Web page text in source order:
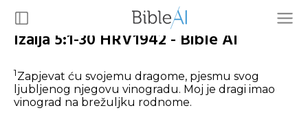
Izaija 5:1-30 HRV1942 - Bible AI
1Zapjevat ću svojemu dragome, pjesmu svog
ljubljenog njegovu vinogradu. Moj je dragi imao
vinograd na brežuljku rodnome.